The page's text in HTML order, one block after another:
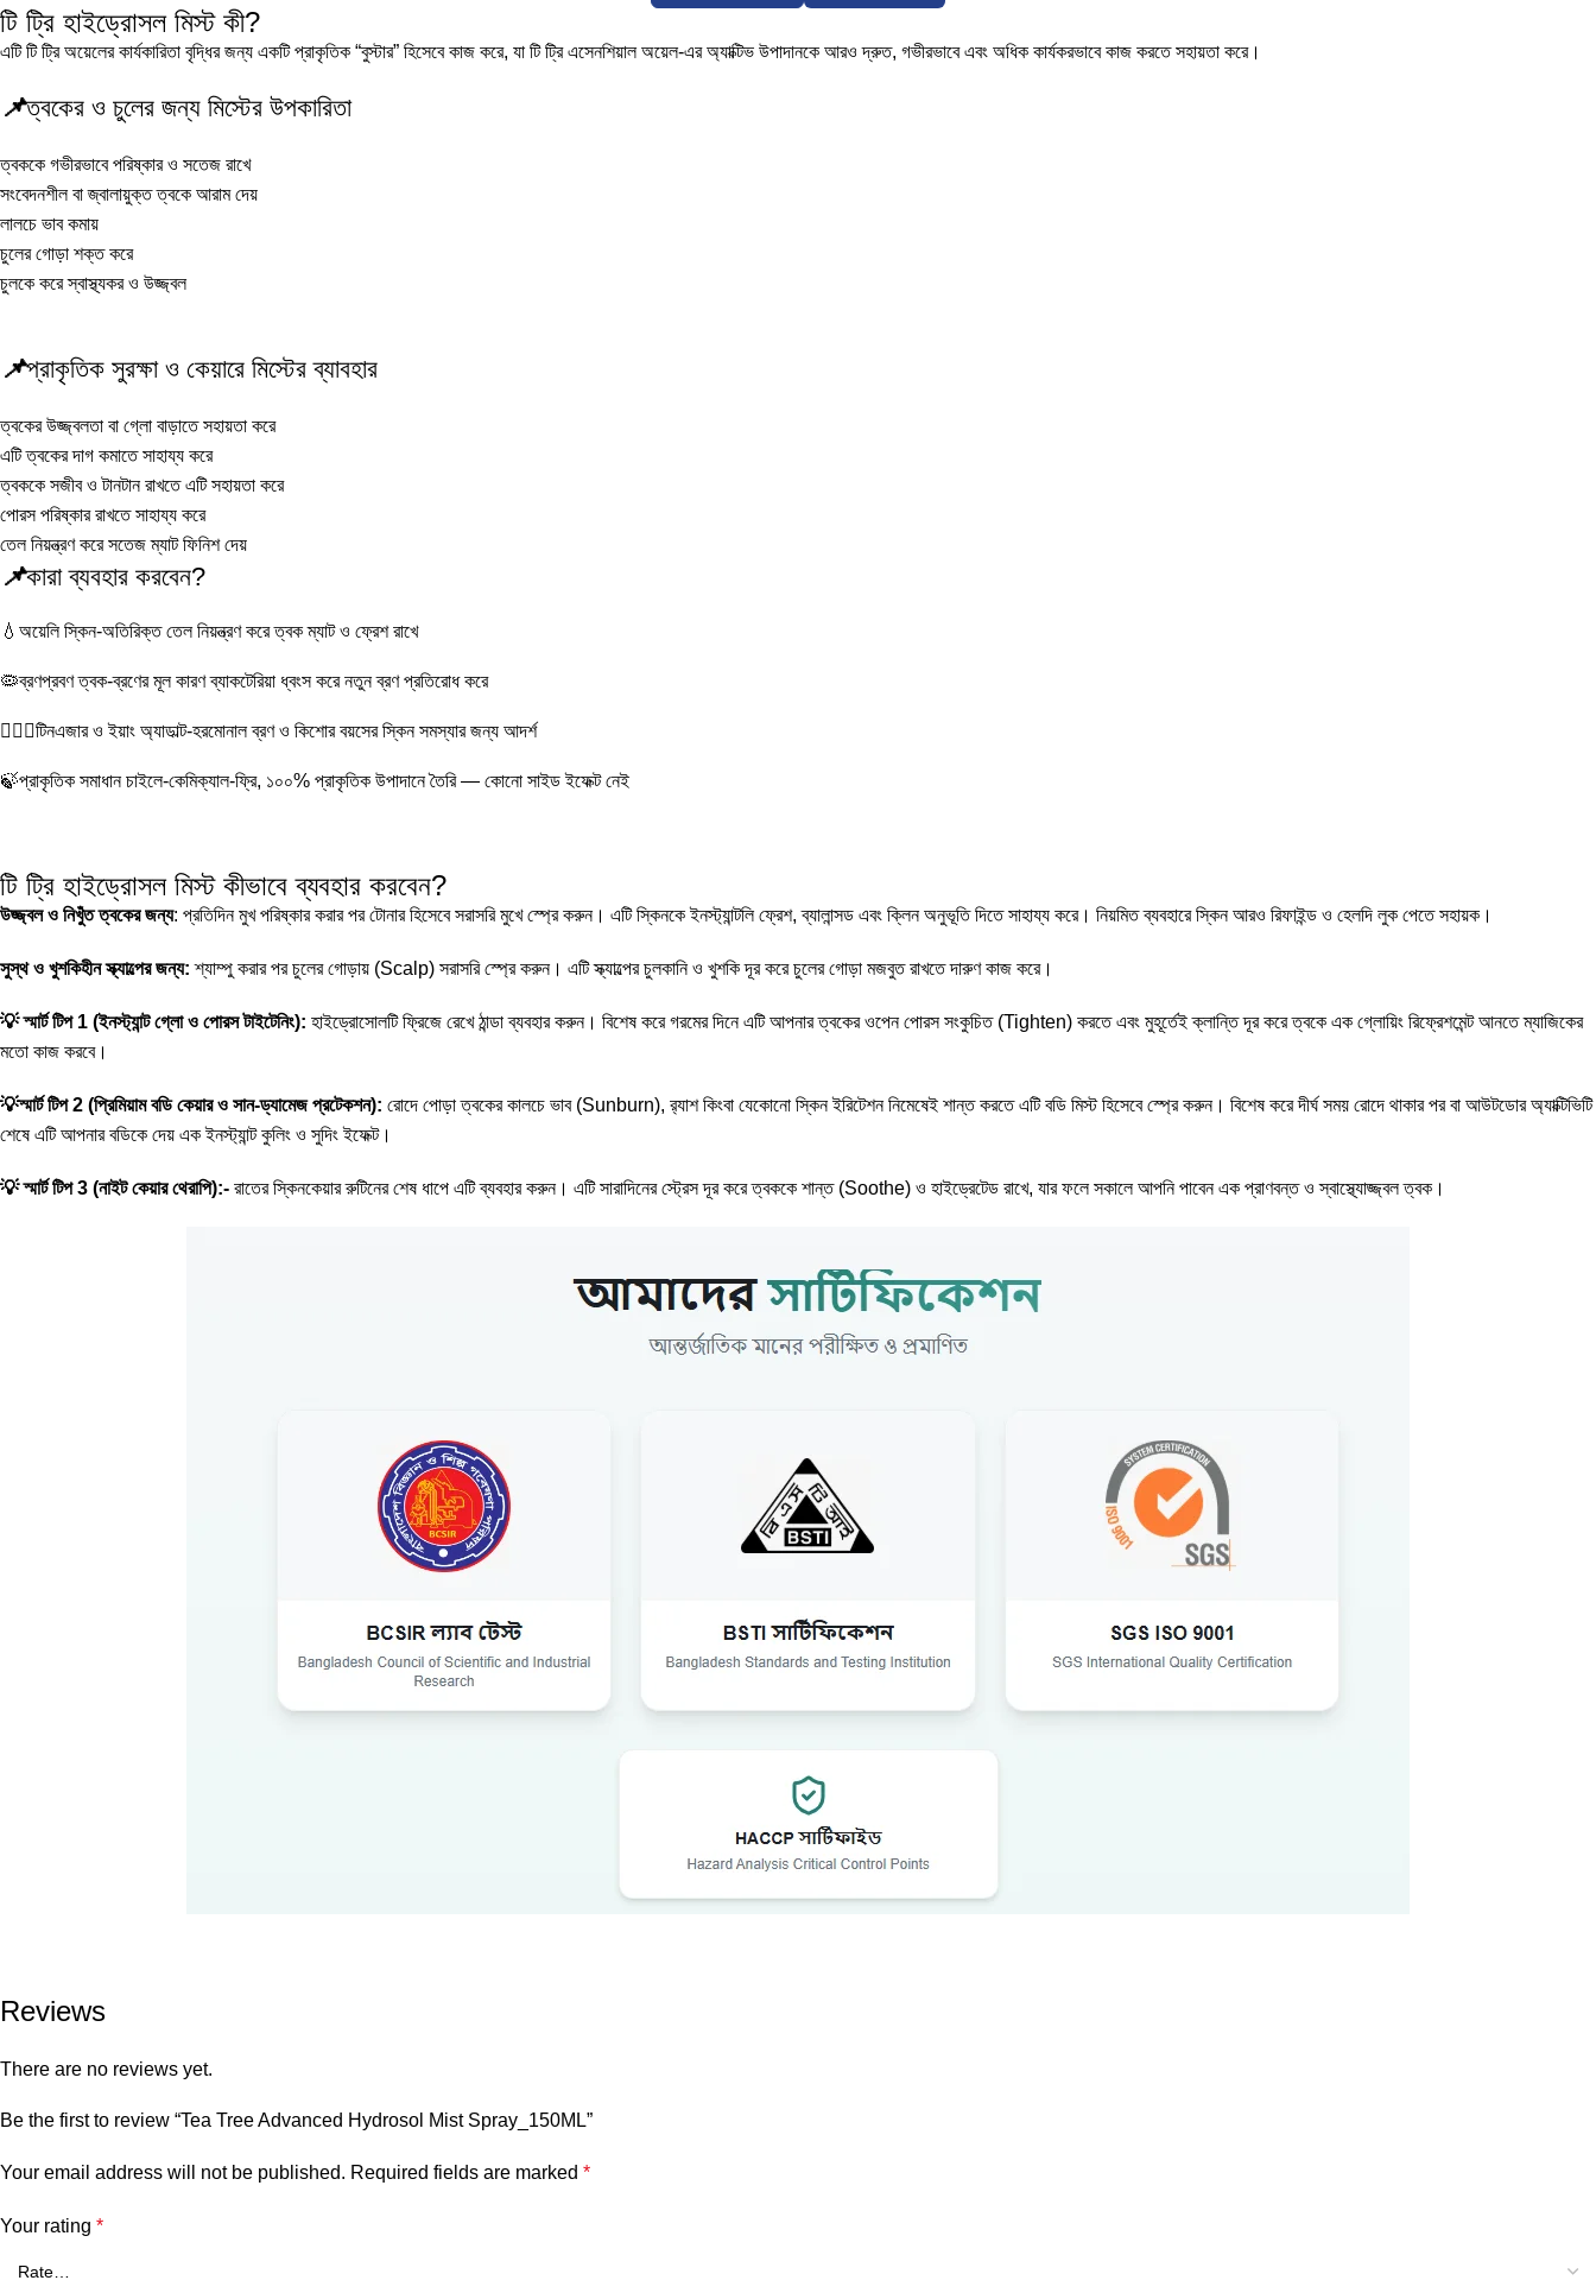
টি ট্রি হাইড্রোসল মিস্ট কী?
এটি টি ট্রি অয়েলের কার্যকারিতা বৃদ্ধির জন্য একটি প্রাকৃতিক “বুস্টার” হিসেবে কাজ করে, যা টি ট্রি এসেনশিয়াল অয়েল-এর অ্যাক্টিভ উপাদানকে আরও দ্রুত, গভীরভাবে এবং অধিক কার্যকরভাবে কাজ করতে সহায়তা করে।
📌ত্বকের ও চুলের জন্য মিস্টের উপকারিতা
ত্বককে গভীরভাবে পরিষ্কার ও সতেজ রাখে
সংবেদনশীল বা জ্বালায়ুক্ত ত্বকে আরাম দেয়
লালচে ভাব কমায়
চুলের গোড়া শক্ত করে
চুলকে করে স্বাস্থ্যকর ও উজ্জ্বল
📌প্রাকৃতিক সুরক্ষা ও কেয়ারে মিস্টের ব্যাবহার
ত্বকের উজ্জ্বলতা বা গ্লো বাড়াতে সহায়তা করে
এটি ত্বকের দাগ কমাতে সাহায্য করে
ত্বককে সজীব ও টানটান রাখতে এটি সহায়তা করে
পোরস পরিষ্কার রাখতে সাহায্য করে
তেল নিয়ন্ত্রণ করে সতেজ ম্যাট ফিনিশ দেয়
📌কারাব্যবহার করবেন?
💧অয়েলি স্কিন-অতিরিক্ত তেল নিয়ন্ত্রণ করে ত্বক ম্যাট ও ফ্রেশ রাখে
🦠ব্রণপ্রবণ ত্বক-ব্রণের মূল কারণ ব্যাকটেরিয়া ধ্বংস করে নতুন ব্রণ প্রতিরোধ করে
🧏🏻‍♀️টিনএজার ও ইয়াং অ্যাডাল্ট-হরমোনাল ব্রণ ও কিশোর বয়সের স্কিন সমস্যার জন্য আদর্শ
🍃প্রাকৃতিক সমাধান চাইলে-কেমিক্যাল-ফ্রি, ১০০% প্রাকৃতিক উপাদানে তৈরি — কোনো সাইড ইফেক্ট নেই
টি ট্রি হাইড্রোসল মিস্ট কীভাবে ব্যবহার করবেন?
উজ্জ্বল ও নিখুঁত ত্বকের জন্য: প্রতিদিন মুখ পরিষ্কার করার পর টোনার হিসেবে সরাসরি মুখে স্প্রে করুন। এটি স্কিনকে ইনস্ট্যান্টলি ফ্রেশ, ব্যালান্সড এবং ক্লিন অনুভূতি দিতে সাহায্য করে। নিয়মিত ব্যবহারে স্কিন আরও রিফাইন্ড ও হেলদি লুক পেতে সহায়ক।
সুস্থ ও খুশকিহীন স্ক্যাল্পের জন্য: শ্যাম্পু করার পর চুলের গোড়ায় (Scalp) সরাসরি স্প্রে করুন। এটি স্ক্যাল্পের চুলকানি ও খুশকি দূর করে চুলের গোড়া মজবুত রাখতে দারুণ কাজ করে।
💡 স্মার্ট টিপ 1 (ইনস্ট্যান্ট গ্লো ও পোরস টাইটেনিং): হাইড্রোসোলটি ফ্রিজে রেখে ঠান্ডা ব্যবহার করুন। বিশেষ করে গরমের দিনে এটি আপনার ত্বকের ওপেন পোরস সংকুচিত (Tighten) করতে এবং মুহূর্তেই ক্লান্তি দূর করে ত্বকে এক গ্লোয়িং রিফ্রেশমেন্ট আনতে ম্যাজিকের
মতো কাজ করবে।
💡স্মার্ট টিপ 2 (প্রিমিয়াম বডি কেয়ার ও সান-ড্যামেজ প্রটেকশন): রোদে পোড়া ত্বকের কালচে ভাব (Sunburn), র‍্যাশ কিংবা যেকোনো স্কিন ইরিটেশন নিমেষেই শান্ত করতে এটি বডি মিস্ট হিসেবে স্প্রে করুন। বিশেষ করে দীর্ঘ সময় রোদে থাকার পর বা আউটডোর অ্যাক্টিভিটি
শেষে এটি আপনার বডিকে দেয় এক ইনস্ট্যান্ট কুলিং ও সুদিং ইফেক্ট।
💡স্মার্ট টিপ 3 (নাইট কেয়ার থেরাপি):- রাতের স্কিনকেয়ার রুটিনের শেষ ধাপে এটি ব্যবহার করুন। এটি সারাদিনের স্ট্রেস দূর করে ত্বককে শান্ত (Soothe) ও হাইড্রেটেড রাখে, যার ফলে সকালে আপনি পাবেন এক প্রাণবন্ত ও স্বাস্থ্যোজ্জ্বল ত্বক।
Reviews
There are no reviews yet.
Be the first to review “Tea Tree Advanced Hydrosol Mist Spray_150ML”
Your email address will not be published. Required fields are marked *
Your rating *